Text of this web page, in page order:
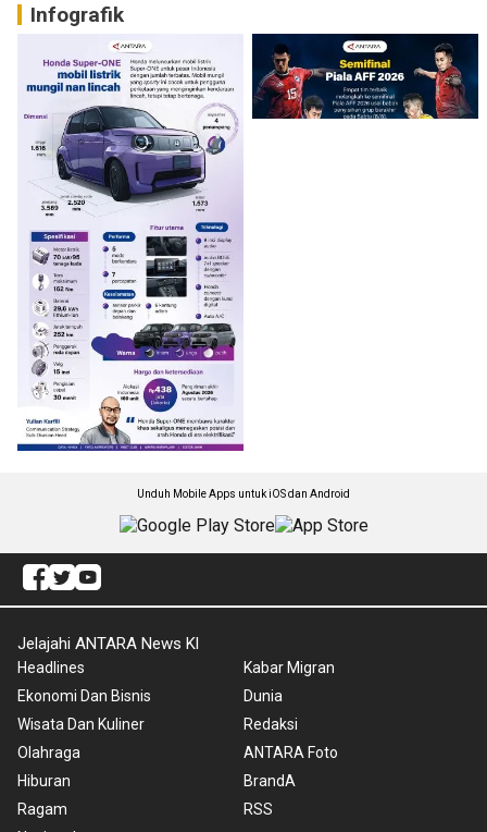
Infografik
Unduh Mobile Apps untuk iOS dan Android
Jelajahi ANTARA News Kl
Headlines
Ekonomi Dan Bisnis
Wisata Dan Kuliner
Olahraga
Hiburan
Ragam
Kabar Migran
Dunia
Redaksi
ANTARA Foto
BrandA
RSS